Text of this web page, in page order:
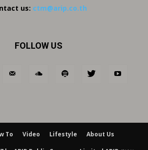
us: ctm@arip.co.th
FOLLOW US
To Video Lifestyle About Us